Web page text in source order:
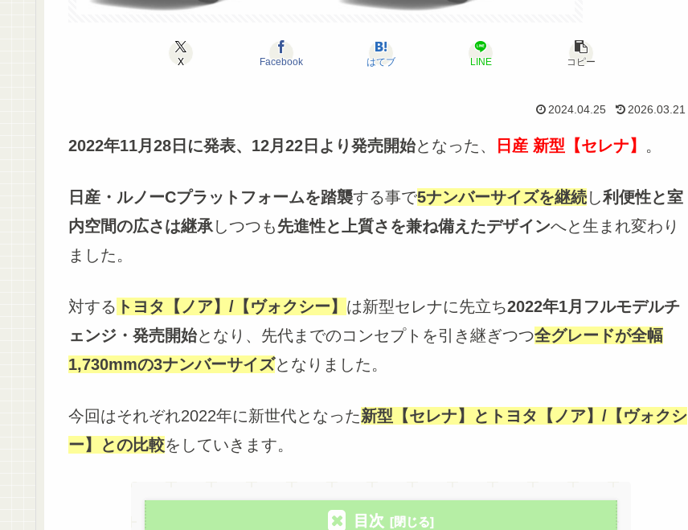
X Facebook はてブ LINE コピー
2024.04.25 2026.03.21
2022年11月28日に発表、12月22日より発売開始となった、 日産 新型【セレナ】 。
日産・ルノーCプラットフォームを踏襲する事で5ナンバーサイズを継続し利便性と室
内空間の広さは継承しつつも先進性と上質さを兼ね備えたデザインへと生まれ変わり
ました。
対する トヨタ【ノア】/【ヴォクシー】 は新型セレナに先立ち2022年1月フルモデルチ
ェンジ・発売開始となり、先代までのコンセプトを引き継ぎつつ全グレードが全幅
1,730mmの3ナンバーサイズとなりました。
今回はそれぞれ2022年に新世代となった新型【セレナ】とトヨタ【ノア】/【ヴォクシ
ー】との比較をしていきます。
目次